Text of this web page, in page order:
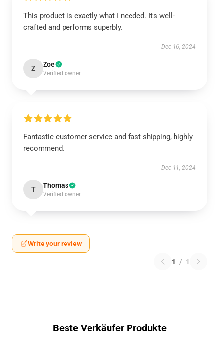
This product is exactly what I needed. It's well-
crafted and performs superbly.
Dec 16, 2024
Z Zoe
Verified owner
Fantastic customer service and fast shipping, highly
recommend.
Dec 11, 2024
T Thomas
Verified owner
Write your review
1 / 1
Beste Verkäufer Produkte